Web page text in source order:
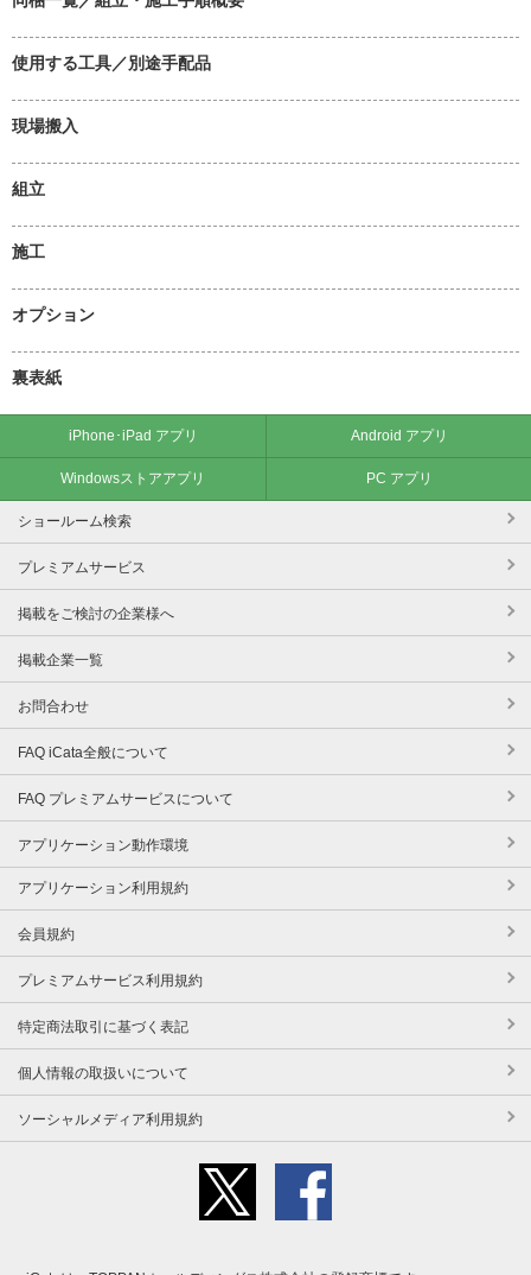
使用する工具／別途手配品
現場搬入
組立
施工
オプション
裏表紙
iPhone･iPad アプリ Android アプリ
Windowsストアアプリ PC アプリ
ショールーム検索
プレミアムサービス
掲載をご検討の企業様へ
掲載企業一覧
お問合わせ
FAQ iCata全般について
FAQ プレミアムサービスについて
アプリケーション動作環境
アプリケーション利用規約
会員規約
プレミアムサービス利用規約
特定商法取引に基づく表記
個人情報の取扱いについて
ソーシャルメディア利用規約